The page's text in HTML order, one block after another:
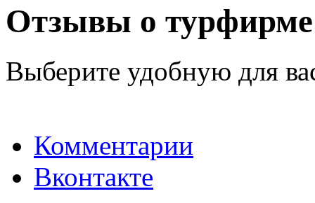
Отзывы о
Выберите удобную для
Комментарии
Вконтакте